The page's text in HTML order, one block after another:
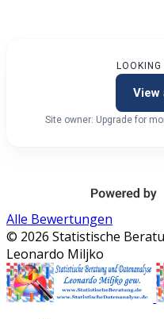
LOOKING
View
Site owner: Upgrade for
Alle Bewertungen
© 2026 Statistische
Leonardo Miljko